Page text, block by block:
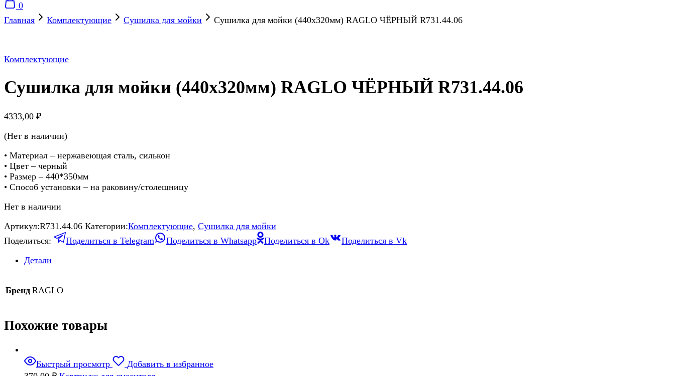
0
Главная
Комплектующие Сушилка для мойки Сушилка для мойки (440х320мм) RAGLO ЧЁРНЫЙ R731.44.06
Комплектующие
Сушилка для мойки (440х320мм) RAGLO ЧЁРНЫЙ R731.44.06
4333,00 ₽
(Нет в наличии)
• Материал – нержавеющая сталь, силькон
• Цвет – черный
• Размер – 440*350мм
• Способ установки – на раковину/столешницу
Нет в наличии
Артикул:R731.44.06 Категории:Комплектующие, Сушилка для мойки
Поделиться:
Поделиться в Telegram Поделиться в Whatsapp Поделиться в Ok
Поделиться в Vk
Детали
Бренд RAGLO
Похожие товары
Быстрый просмотр
Добавить в избранное